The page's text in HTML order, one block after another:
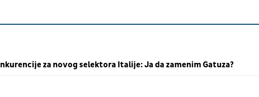
za novog selektora Italije: Ja da zamenim Gatuza?